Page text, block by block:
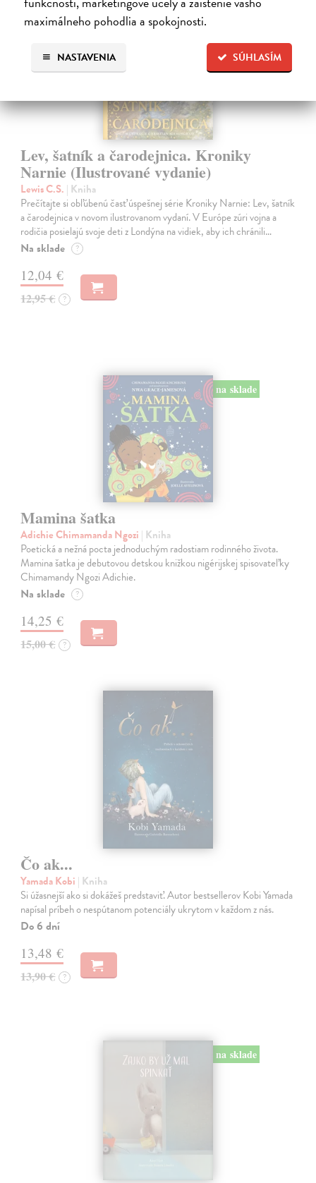
maximálneho pohodlia a spokojnosti.
SÚHLASÍM
NASTAVENIA
Lev, šatník a čarodejnica. Kroniky
Narnie (Ilustrované vydanie)
Lewis C.S. | Kniha
Prečítajte si obľúbenú časť úspešnej série Kroniky Narnie: Lev, šatník
a čarodejnica v novom ilustrovanom vydaní. V Európe zúri vojna a
rodičia posielajú svoje deti z Londýna na vidiek, aby ich chránili…
Na sklade ?
12,04 €
12,95 € ?
na sklade
Mamina šatka
Adichie Chimamanda Ngozi | Kniha
Poetická a nežná pocta jednoduchým radostiam rodinného života.
Mamina šatka je debutovou detskou knižkou nigérijskej spisovateľky
Chimamandy Ngozi Adichie.
Na sklade ?
14,25 €
15,00 € ?
Čo ak...
Yamada Kobi | Kniha
Si úžasnejší ako si dokážeš predstaviť. Autor bestsellerov Kobi Yamada
napísal príbeh o nespútanom potenciály ukrytom v každom z nás.
Do 6 dní
13,48 €
13,90 € ?
na sklade